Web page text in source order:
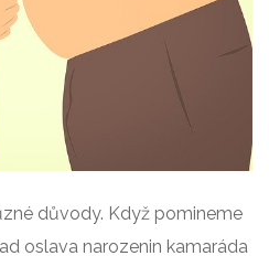
důvody. Když pomineme
oslava narozenin kamaráda